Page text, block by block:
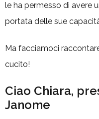
le ha permesso di avere
portata delle sue
Ma facciamoci
cucito!
Ciao Chiara,
Janome